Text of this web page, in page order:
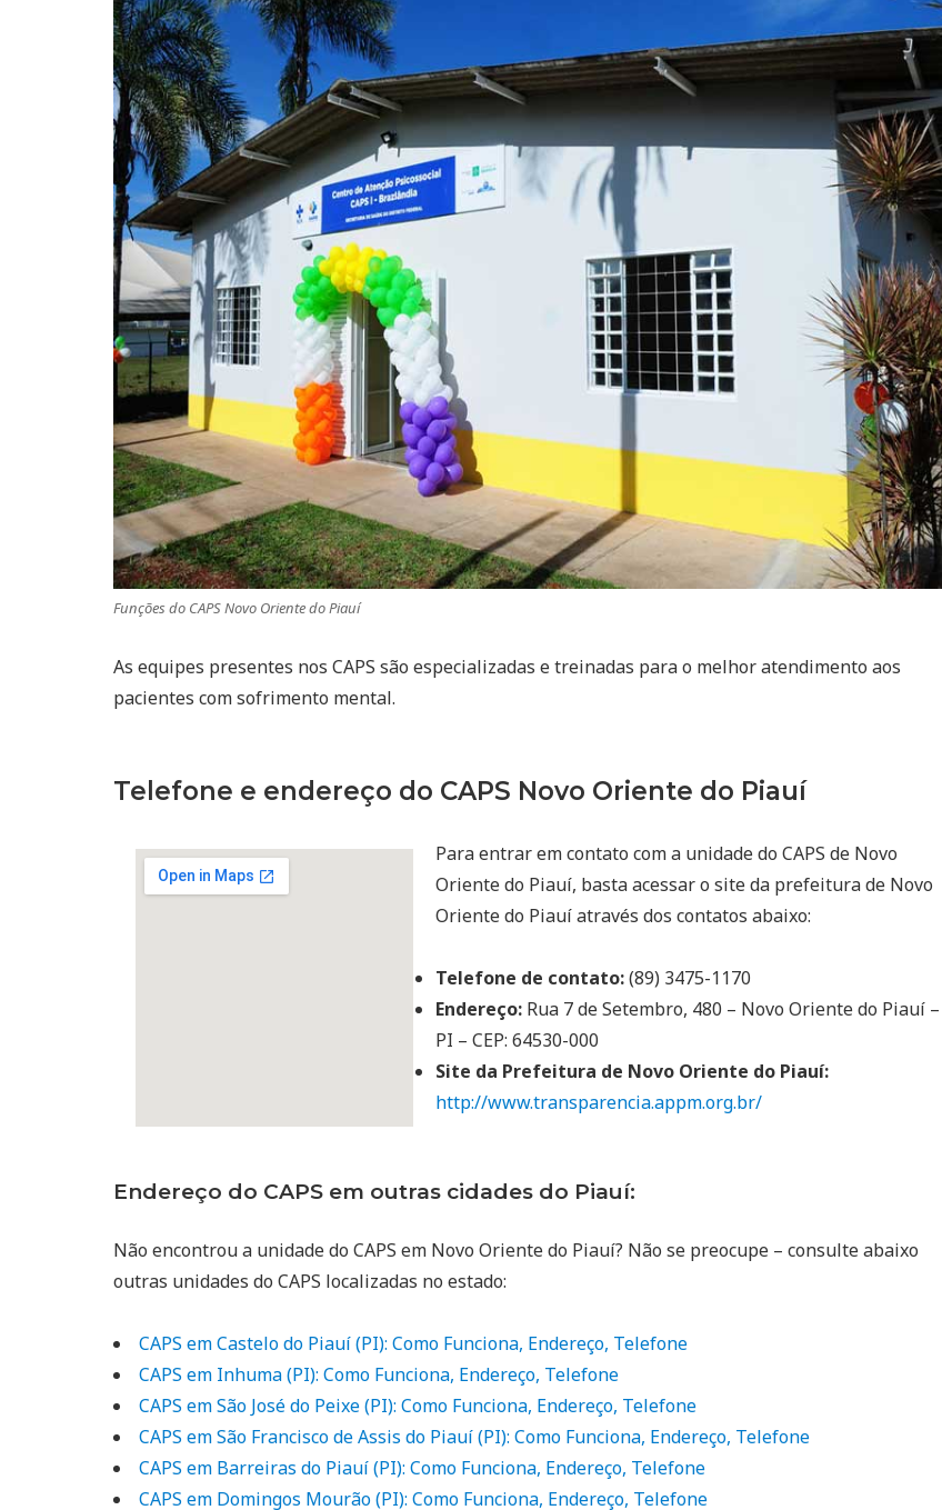
Funções do CAPS Novo Oriente do Piauí
As equipes presentes nos CAPS são especializadas e treinadas para o melhor atendimento aos
pacientes com sofrimento mental.
Telefone e endereço do CAPS Novo Oriente do Piauí
Para entrar em contato com a unidade do CAPS de Novo
Oriente do Piauí, basta acessar o site da prefeitura de Novo
Oriente do Piauí através dos contatos abaixo:
Telefone de contato:(89) 3475-1170
Endereço: Rua 7 de Setembro, 480 – Novo Oriente do Piauí –
PI – CEP: 64530-000
Site da Prefeitura de Novo Oriente do Piauí:
http://www.transparencia.appm.org.br/
Endereço do CAPS em outras cidades do Piauí:
Não encontrou a unidade do CAPS em Novo Oriente do Piauí? Não se preocupe – consulte abaixo
outras unidades do CAPS localizadas no estado:
CAPS em Castelo do Piauí (PI): Como Funciona, Endereço, Telefone
CAPS em Inhuma (PI): Como Funciona, Endereço, Telefone
CAPS em São José do Peixe (PI): Como Funciona, Endereço, Telefone
CAPS em São Francisco de Assis do Piauí (PI): Como Funciona, Endereço, Telefone
CAPS em Barreiras do Piauí (PI): Como Funciona, Endereço, Telefone
CAPS em Domingos Mourão (PI): Como Funciona, Endereço, Telefone